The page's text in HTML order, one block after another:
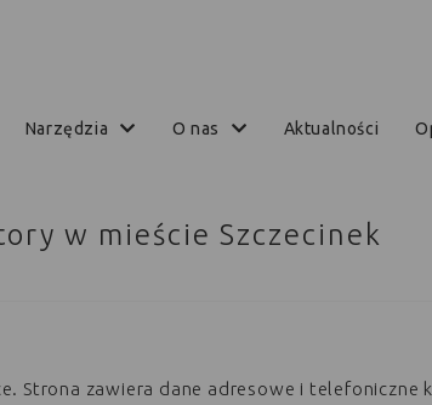
narzędzia o nas aktualności
w mieście Szczecinek
Strona zawiera dane adresowe i telefoniczne